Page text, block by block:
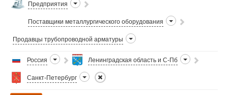
Предприятия
Поставщики металлургического оборудования
Продавцы трубопроводной арматуры
Россия Ленинградская область и С-Пб
Санкт-Петербург